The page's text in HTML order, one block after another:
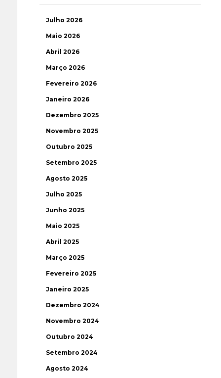
Julho 2026
Maio 2026
Abril 2026
Março 2026
Fevereiro 2026
Janeiro 2026
Dezembro 2025
Novembro 2025
Outubro 2025
Setembro 2025
Agosto 2025
Julho 2025
Junho 2025
Maio 2025
Abril 2025
Março 2025
Fevereiro 2025
Janeiro 2025
Dezembro 2024
Novembro 2024
Outubro 2024
Setembro 2024
Agosto 2024